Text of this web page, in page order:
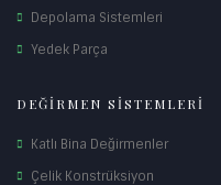
Depolama Sistemleri
Yedek Parça
DEĞİRMEN SİSTEMLERİ
Katlı Bina Değirmenler
Çelik Konstrüksiyon